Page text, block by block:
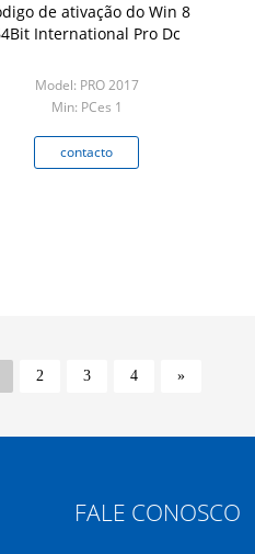
de ativação do Win 8
International Pro Dc
Model: PRO 2017
Min: PCes 1
contacto
2 3 4 »
FALE CONOSCO